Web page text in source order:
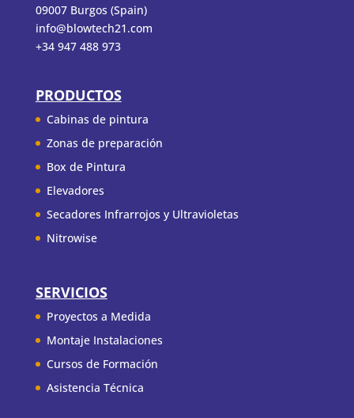
09007 Burgos (Spain)
info@blowtech21.com
+34 947 488 973
PRODUCTOS
Cabinas de pintura
Zonas de preparación
Box de Pintura
Elevadores
Secadores Infrarrojos y Ultravioletas
Nitrowise
SERVICIOS
Proyectos a Medida
Montaje Instalaciones
Cursos de Formación
Asistencia Técnica